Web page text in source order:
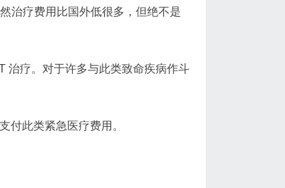
治疗费用比国外低很多，但绝不是
治疗。对于许多与此类致命疾病作斗
付此类紧急医疗费用。